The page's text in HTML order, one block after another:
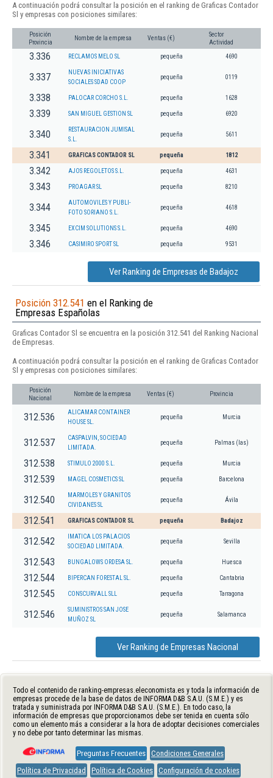
A continuación podrá consultar la posición en el ranking de Graficas Contador
Sl y empresas con posiciones similares:
Posición
Provincia
Nombre de la empresa Ventas (€)
Sector
Actividad
3.336 RECLAMOS MELO SL pequeña 4690
3.337
NUEVAS INICIATIVAS
SOCIALES SDAD COOP
pequeña 0119
3.338 PALOCAR CORCHO S.L. pequeña 1628
3.339 SAN MIGUEL GESTION SL pequeña 6920
3.340
RESTAURACION JUMISAL
S.L.
pequeña 5611
3.341 GRAFICAS CONTADOR SL pequeña 1812
3.342 AJOS REGOLETOS S.L. pequeña 4631
3.343 PROAGAR SL pequeña 8210
3.344
AUTOMOVILES Y PUBLI-
FOTO SORIANO S.L.
pequeña 4618
3.345 EXCIM SOLUTIONS S.L. pequeña 4690
3.346 CASIMIRO SPORT SL pequeña 9531
Ver Ranking de Empresas de Badajoz
Posición 312.541 en el Ranking de
Empresas Españolas
Graficas Contador Sl se encuentra en la posición 312.541 del Ranking Nacional
de Empresas.
A continuación podrá consultar la posición en el ranking de Graficas Contador
Sl y empresas con posiciones similares:
Posición
Nacional
Nombre de la empresa Ventas (€) Provincia
312.536
ALICAMAR CONTAINER
HOUSE SL.
pequeña Murcia
312.537
CASPALVIN, SOCIEDAD
LIMITADA.
pequeña Palmas (las)
312.538 STIMULO 2000 S.L. pequeña Murcia
312.539 MAGEL COSMETICS SL pequeña Barcelona
312.540
MARMOLES Y GRANITOS
CIVIDANES SL
pequeña Ávila
312.541 GRAFICAS CONTADOR SL pequeña Badajoz
312.542
IMATICA LOS PALACIOS
SOCIEDAD LIMITADA.
pequeña Sevilla
312.543 BUNGALOWS ORDESA SL. pequeña Huesca
312.544 BIPERCAN FORESTAL SL. pequeña Cantabria
312.545 CONSCURVALL SLL pequeña Tarragona
312.546
SUMINISTROS SAN JOSE
MUÑOZ SL
pequeña Salamanca
Ver Ranking de Empresas Nacional
Todo el contenido de ranking-empresas.eleconomista.es y toda la información de
empresas procede de la base de datos de INFORMA D&B S.A.U. (S.M.E.) y es
tratada y suministrada por INFORMA D&B S.A.U. (S.M.E.). En todo caso, la
información de empresas que proporcionamos debe ser tenida en cuenta sólo
como un elemento más a considerar a la hora de adoptar decisiones comerciales
y no debe por tanto determinar las mismas.
Preguntas Frecuentes Condiciones Generales
Política de Privacidad
Política de Cookies Configuración de cookies